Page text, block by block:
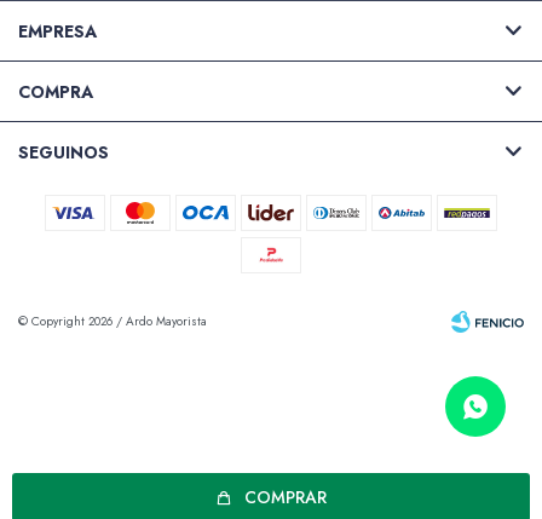
COMPRAR
EMPRESA
COMPRA
SEGUINOS
© Copyright 2026 / Ardo Mayorista